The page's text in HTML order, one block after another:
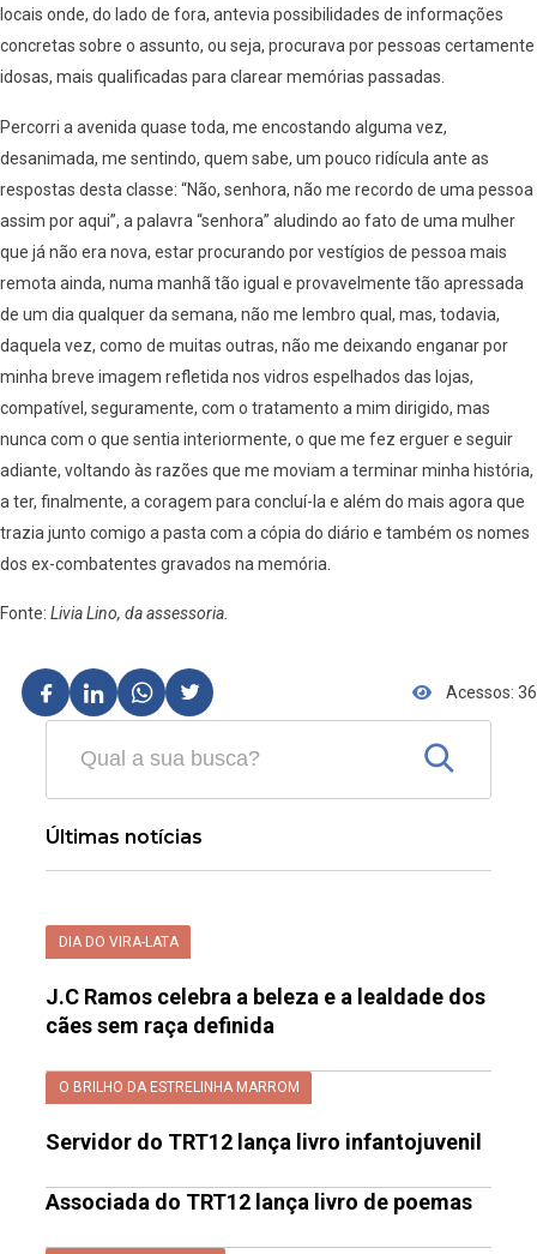
locais onde, do lado de fora, antevia possibilidades de informações
concretas sobre o assunto, ou seja, procurava por pessoas certamente
idosas, mais qualificadas para clarear memórias passadas.
Percorri a avenida quase toda, me encostando alguma vez,
desanimada, me sentindo, quem sabe, um pouco ridícula ante as
respostas desta classe: “Não, senhora, não me recordo de uma pessoa
assim por aqui”, a palavra “senhora” aludindo ao fato de uma mulher
que já não era nova, estar procurando por vestígios de pessoa mais
remota ainda, numa manhã tão igual e provavelmente tão apressada
de um dia qualquer da semana, não me lembro qual, mas, todavia,
daquela vez, como de muitas outras, não me deixando enganar por
minha breve imagem refletida nos vidros espelhados das lojas,
compatível, seguramente, com o tratamento a mim dirigido, mas
nunca com o que sentia interiormente, o que me fez erguer e seguir
adiante, voltando às razões que me moviam a terminar minha história,
a ter, finalmente, a coragem para concluí-la e além do mais agora que
trazia junto comigo a pasta com a cópia do diário e também os nomes
dos ex-combatentes gravados na memória.
Fonte: Livia Lino, da assessoria.
Acessos: 36
Últimas notícias
DIA DO VIRA-LATA
J.C Ramos celebra a beleza e a lealdade dos
cães sem raça definida
O BRILHO DA ESTRELINHA MARROM
Servidor do TRT12 lança livro infantojuvenil
Associada do TRT12 lança livro de poemas